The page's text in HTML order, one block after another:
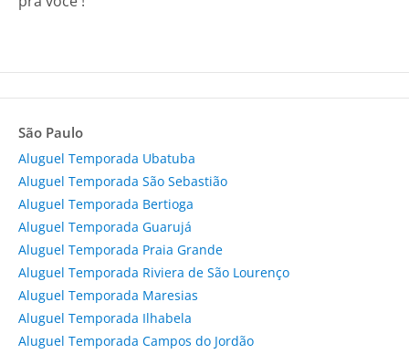
São Paulo
Aluguel Temporada Ubatuba
Aluguel Temporada São Sebastião
Aluguel Temporada Bertioga
Aluguel Temporada Guarujá
Aluguel Temporada Praia Grande
Aluguel Temporada Riviera de São Lourenço
Aluguel Temporada Maresias
Aluguel Temporada Ilhabela
Aluguel Temporada Campos do Jordão